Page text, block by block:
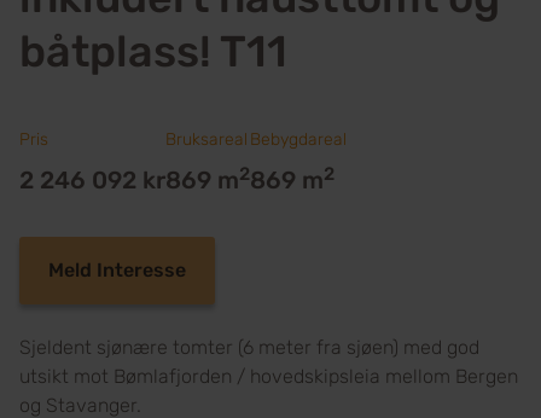
båtplass! T11
Pris
2 246 092 kr
Bruksareal
869 m2
Bebygdareal
869 m2
Meld Interesse
Sjeldent sjønære tomter (6 meter fra sjøen) med god
utsikt mot Bømlafjorden / hovedskipsleia mellom Bergen
og Stavanger.